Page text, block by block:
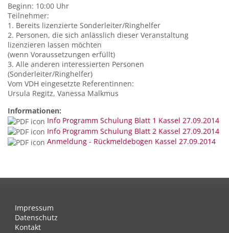
Beginn: 10:00 Uhr
Teilnehmer:
1. Bereits lizenzierte Sonderleiter/Ringhelfer
2. Personen, die sich anlässlich dieser Veranstaltung
lizenzieren lassen möchten
(wenn Voraussetzungen erfüllt)
3. Alle anderen interessierten Personen
(Sonderleiter/Ringhelfer)
Vom VDH eingesetzte Referentinnen:
Ursula Regitz, Vanessa Malkmus
Informationen:
Info Programm Schulung Blatt 1 Kassel 27.09.2014
Info Programm Schulung Blatt 2 Kassel 27.09.2014
Anmeldung - Rückmeldebogen Kassel 27.09.2014
Impressum
Datenschutz
Kontakt